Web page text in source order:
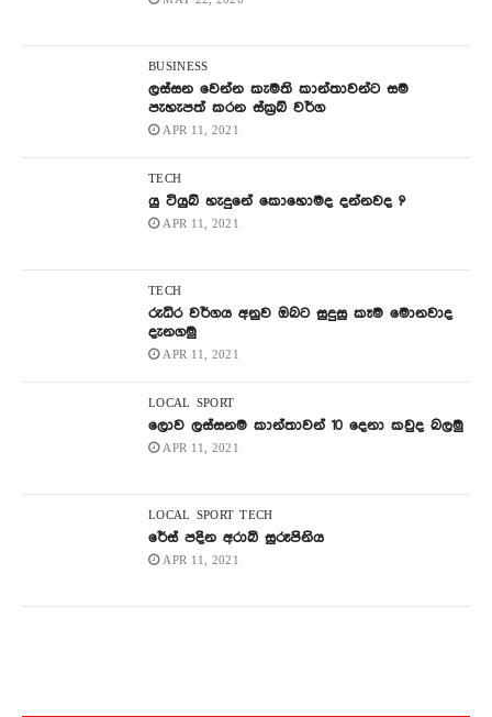
BUSINESS
ලස්සන වෙන්න කැමති කාන්තාවන්ට සම
පැහැපත් කරන ස්ක්‍රබ් වර්ග
APR 11, 2021
TECH
යු ටියුබ් හැදුනේ කොහොමද දන්නවද ?
APR 11, 2021
TECH
රුධිර වර්ගය අනුව ඔබට සුදුසු කෑම මොනවාද
දැනගමු
APR 11, 2021
LOCAL SPORT
ලොව ලස්සනම කාන්තාවන් 10 දෙනා කවුද බලමු
APR 11, 2021
LOCAL SPORT TECH
රේස් පදින අරාබි සුරූපිනිය
APR 11, 2021